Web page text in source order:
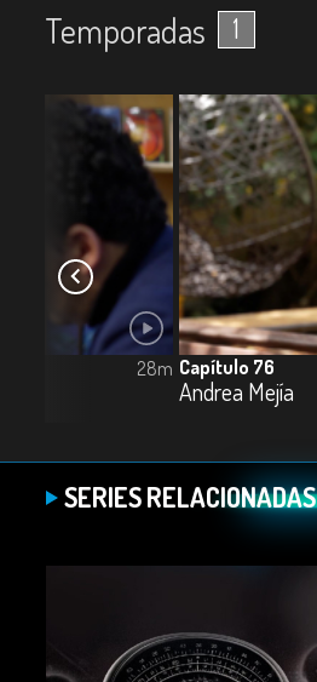
Temporadas 1
28m Capítulo 76
Andrea Mejía
SERIES RELACIONADAS